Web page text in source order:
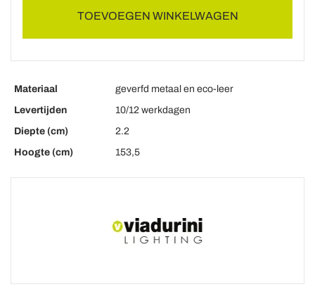
TOEVOEGEN WINKELWAGEN
Materiaal
geverfd metaal en eco-leer
Levertijden
10/12 werkdagen
Diepte (cm)
2.2
Hoogte (cm)
153,5